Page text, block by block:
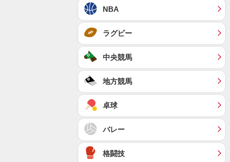
NBA
ラグビー
中央競馬
地方競馬
卓球
バレー
格闘技